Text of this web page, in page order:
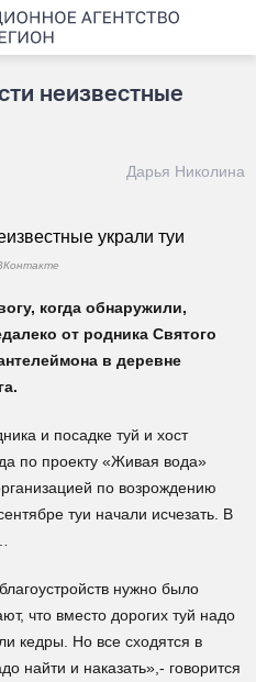
неизвестные
Дарья Николина
когда обнаружили,
от родника Святого
в деревне
и посадке туй и хост
по проекту «Живая вода»
по возрождению
туи начали исчезать. В
нужно было
что вместо дорогих туй надо
кедры. Но все сходятся в
найти и наказать»,- говорится